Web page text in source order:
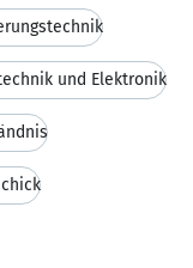
und Elektronik